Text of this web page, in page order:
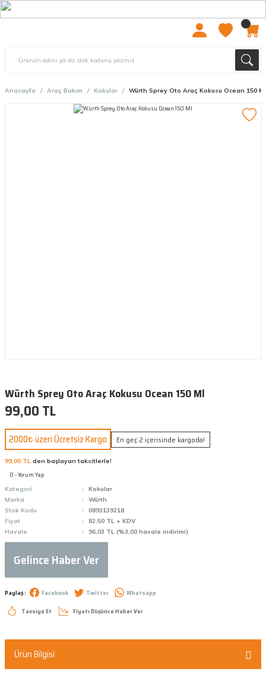
Anasayfa Araç Bakım Kokular Würth Sprey Oto Araç Kokusu Ocean 150 Ml
Würth Sprey Oto Araç Kokusu Ocean 150 Ml
99,00 TL
2000₺ üzeri Ücretsiz Kargo En geç 2 içerisinde kargoda!
99,00 TL den başlayan taksitlerle!
0 - Yorum Yap
Kategori
Kokular
Marka
Würth
Stok Kodu
0893139218
Fiyat
82,50 TL + KDV
Havale
96,03 TL (%3,00 havale indirimi)
Gelince Haber Ver
Paylaş : Facebook Twitter
Whatsapp
Tavsiye Et
Fiyatı Düşünce Haber Ver
Ürün Bilgisi